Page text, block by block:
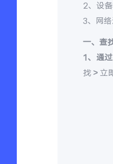
2、设
3、网
一、查
1、通
找 > 立